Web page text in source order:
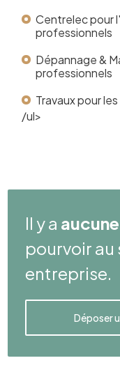
Centrelec pour
professionnels
Dépannage &
professionnels
Travaux pour
/ul>
Il y a
pourvoir au
entreprise.
Déposer